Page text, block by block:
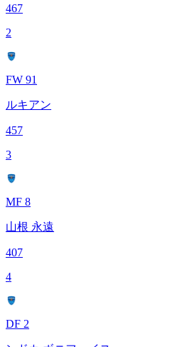
467
2
FW 91
ルキアン
457
3
MF 8
山根 永遠
407
4
DF 2